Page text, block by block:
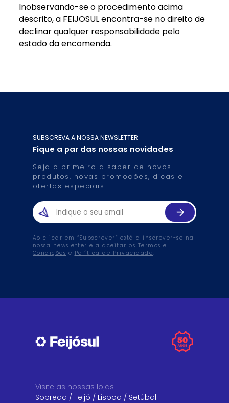
Inobservando-se o procedimento acima
descrito, a FEIJOSUL encontra-se no direito de
declinar qualquer responsabilidade pelo
estado da encomenda.
SUBSCREVA A NOSSA NEWSLETTER
Fique a par das nossas novidades
Seja o primeiro a saber de novos
produtos, novas promoções, dicas e
ofertas especiais.
Ao clicar em “Subscrever” está a inscrever-se na
nossa newsletter e a aceitar os Termos e
Condições e Política de Privacidade.
Visite as nossas lojas
Sobreda / Feijó / Lisboa / Setúbal